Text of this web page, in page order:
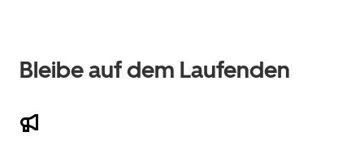
Bleibe auf dem Laufenden